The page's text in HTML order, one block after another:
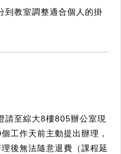
到教室調整適合個人的掛
請至綜大8樓805辦公室現
工作天前主動提出辦理，
後無法隨意退費（課程延